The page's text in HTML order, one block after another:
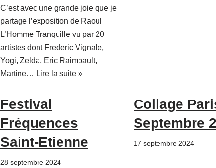
C’est avec une grande joie que je
partage l’exposition de Raoul
L’Homme Tranquille vu par 20
artistes dont Frederic Vignale,
Yogi, Zelda, Eric Raimbault,
Martine… Lire la suite »
Festival
Fréquences
Saint-Etienne
28 septembre 2024
Collage
Septembre
17 septembre 2024